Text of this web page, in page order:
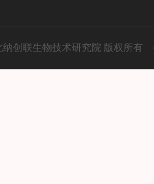
创联生物技术研究院 版权所有